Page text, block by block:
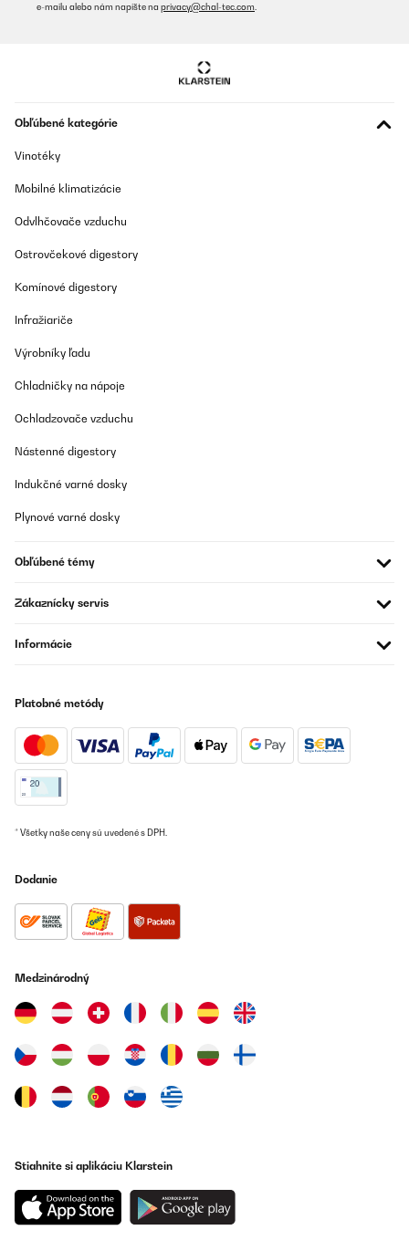
e-mailu alebo nám napíšte na privacy@chal-tec.com
Obľúbené kategórie
Vinotéky
Mobilné klimatizácie
Odvlhčovače vzduchu
Ostrovčekové digestory
Komínové digestory
Infražiariče
Výrobníky ľadu
Chladničky na nápoje
Ochladzovače vzduchu
Nástenné digestory
Indukčné varné dosky
Plynové varné dosky
Obľúbené témy
Zákaznícky servis
Informácie
Platobné metódy
* Všetky naše ceny sú uvedené s DPH.
Dodanie
Medzinárodný
Stiahnite si aplikáciu Klarstein